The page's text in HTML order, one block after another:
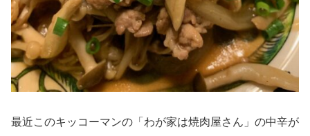
最近このキッコーマンの「わが家は焼肉屋さん」の中辛が